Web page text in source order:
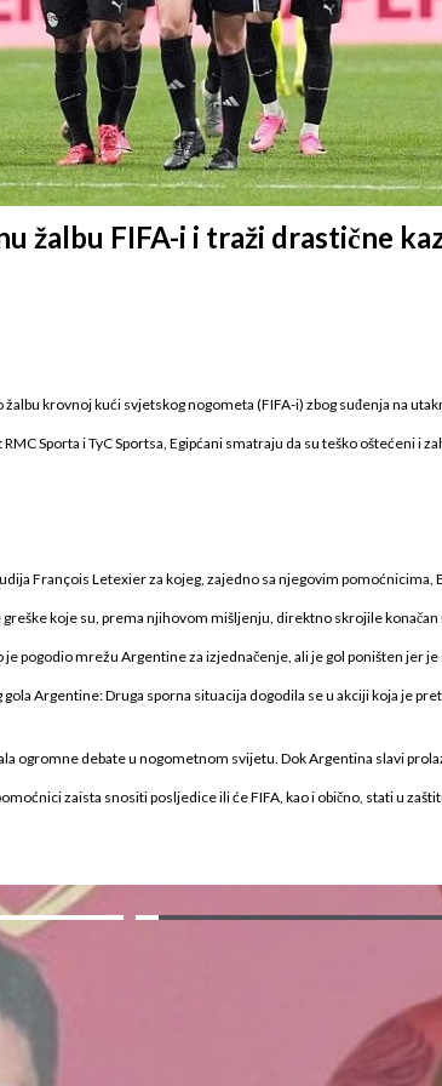
žalbu FIFA-i i traži drastične
krovnoj kući svjetskog nogometa (FIFA-i) zbog suđenja na
Sporta i TyC Sportsa, Egipćani smatraju da su teško oštećeni i
François Letexier za kojeg, zajedno sa njegovim pomoćnicima,
greške koje su, prema njihovom mišljenju, direktno skrojile
pogodio mrežu Argentine za izjednačenje, ali je gol poništen jer
Argentine: Druga sporna situacija dogodila se u akciji koja je
ogromne debate u nogometnom svijetu. Dok Argentina slavi
zaista snositi posljedice ili će FIFA, kao i obično, stati u